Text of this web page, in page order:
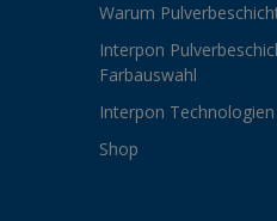
Warum
Interpon
Farbauswahl
Interpon Technologien
Shop